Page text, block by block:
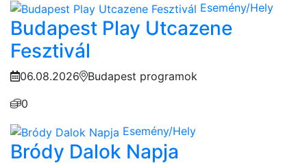
Esemény/Hely
Budapest Play Utcazene
Fesztivál
06.08.2026
Budapest programok
0
Esemény/Hely
Bródy Dalok Napja